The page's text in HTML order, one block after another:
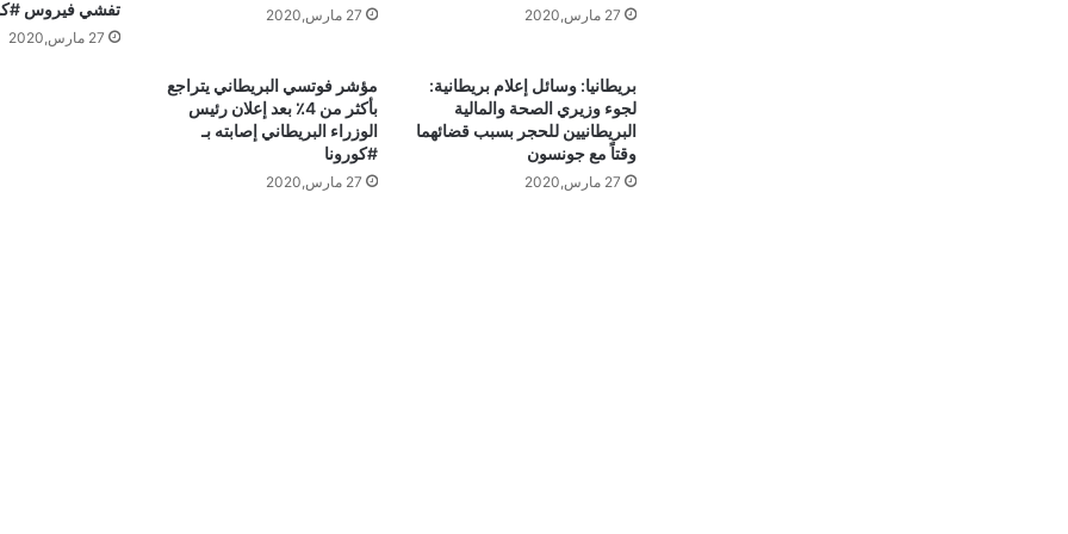
27 مارس,2020 27 مارس,2020 تفشي فيروس
27 مارس,2020
بريطانيا: وسائل إعلام بريطانية:
لجوء وزيري الصحة والمالية
البريطانيين للحجر بسبب قضائهما
وقتاً مع جونسون
27 مارس,2020
مؤشر فوتسي البريطاني يتراجع
بأكثر من 4٪ بعد إعلان رئيس
الوزراء البريطاني إصابته بـ ⁧
#كورونا⁩
27 مارس,2020